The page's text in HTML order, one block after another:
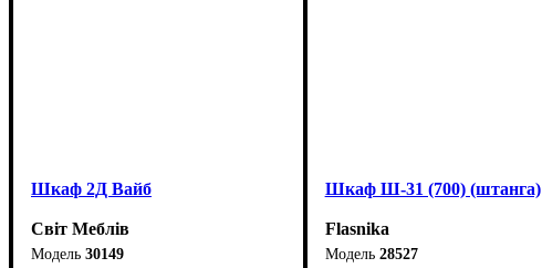
Шкаф 2Д Вайб
Світ Меблів
30149
Шкаф Ш-31 (700) (штанга)
Flasnika
28527